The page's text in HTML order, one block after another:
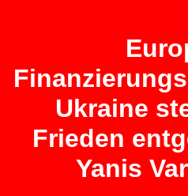
Ukraine
Frieden
Yanis